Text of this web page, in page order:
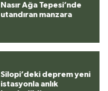
Nasır Ağa Tepesi’nde
utandıran manzara
Silopi’deki deprem yeni
istasyonla anlık